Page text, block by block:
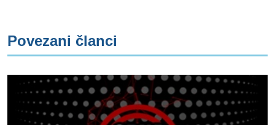
Povezani članci